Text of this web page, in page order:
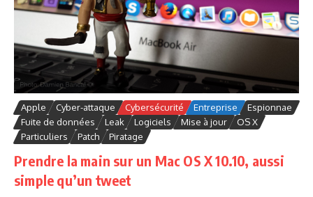
Apple Cyber-attaque Cybersécurité Entreprise
Espionnae
Fuite de données
Leak Logiciels Mise à jour
OS X
Particuliers
Patch Piratage
Prendre la main sur un Mac OS X 10.10, aussi
simple qu’un tweet